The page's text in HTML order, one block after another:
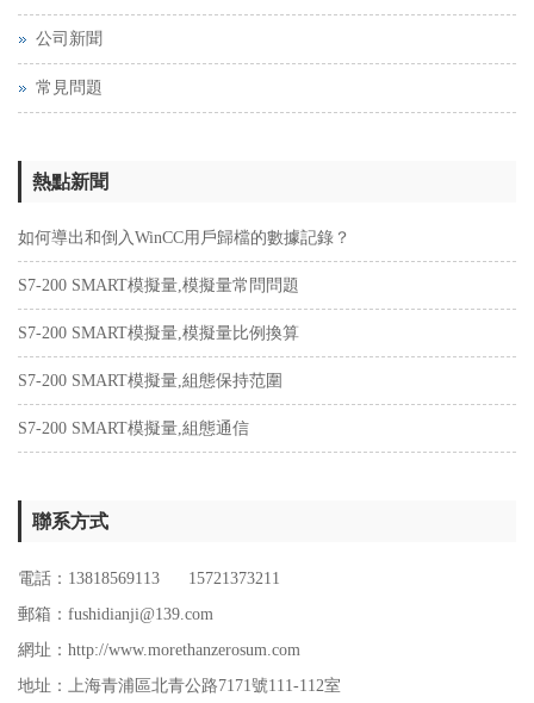
公司新聞
常見問題
熱點新聞
如何導出和倒入WinCC用戶歸檔的數據記錄？
S7-200 SMART模擬量,模擬量常問問題
S7-200 SMART模擬量,模擬量比例換算
S7-200 SMART模擬量,組態保持范圍
S7-200 SMART模擬量,組態通信
聯系方式
電話：13818569113 15721373211
郵箱：fushidianji@139.com
網址：http://www.morethanzerosum.com
地址：
上海青浦區北青公路7171號111-112室